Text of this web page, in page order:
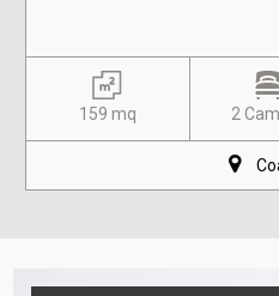
159 mq 2